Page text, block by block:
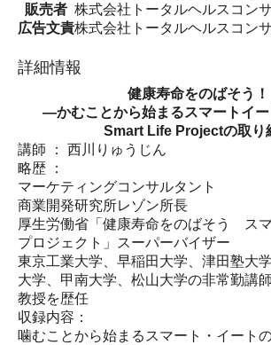
販売者 株式会社トータルヘルスコン
広告文責株式会社トータルヘルスコン
詳細情報
健康寿命をのばそう！
―かむことから始まるスマートイ
Smart Life Projectの取り
講師 ： 西川りゅうじん
略歴 ：
マーケティングコンサルタント
商業開発研究所レゾン所長
厚生労働省「健康寿命をのばそう ス
プロジェクト」スーパーバイザー
東京工業大学、早稲田大学、津田塾大
大学、甲南大学、松山大学の非常勤講
教授を歴任
収録内容：
噛むことから始まるスマート・イート